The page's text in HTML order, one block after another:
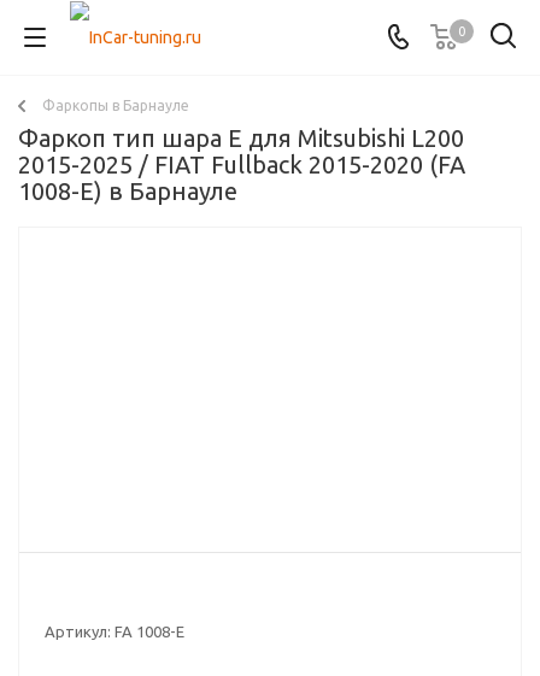
0
Фаркопы в Барнауле
Фаркоп тип шара E для Mitsubishi L200
2015-2025 / FIAT Fullback 2015-2020 (FA
1008-E) в Барнауле
Артикул: FA 1008-E